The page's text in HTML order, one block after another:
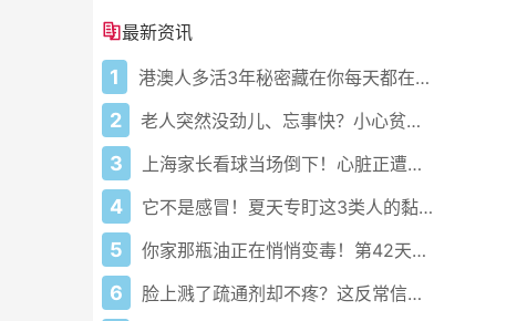
最新资讯
1 港澳人多活3年秘密藏在你每天都在做的事里！
2 老人突然没劲儿、忘事快？小心贫血悄悄偷走力气和记性！真不是老了
3 上海家长看球当场倒下！心脏正遭四重暴击谁还敢熬
4 它不是感冒！夏天专盯这3类人的黏人暑湿正悄悄发作
5 你家那瓶油正在悄悄变毒！第42天它就不再是食用油了
6 脸上溅了疏通剂却不疼？这反常信号其实是夺命倒计时！